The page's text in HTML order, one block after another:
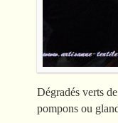
Dégradés verts
pompons ou